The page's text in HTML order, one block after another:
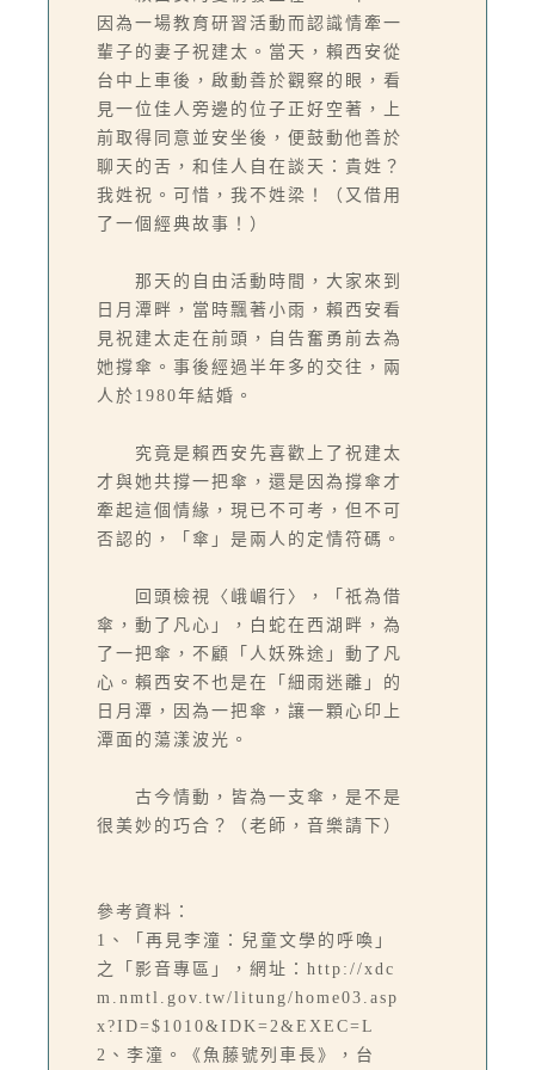
因為一場教育研習活動而認識情牽一
輩子的妻子祝建太。當天，賴西安從
台中上車後，啟動善於觀察的眼，看
見一位佳人旁邊的位子正好空著，上
前取得同意並安坐後，便鼓動他善於
聊天的舌，和佳人自在談天：貴姓？
我姓祝。可惜，我不姓梁！（又借用
了一個經典故事！）
那天的自由活動時間，大家來到
日月潭畔，當時飄著小雨，賴西安看
見祝建太走在前頭，自告奮勇前去為
她撐傘。事後經過半年多的交往，兩
人於1980年結婚。
究竟是賴西安先喜歡上了祝建太
才與她共撐一把傘，還是因為撐傘才
牽起這個情緣，現已不可考，但不可
否認的，「傘」是兩人的定情符碼。
回頭檢視〈峨嵋行〉，「祇為借
傘，動了凡心」，白蛇在西湖畔，為
了一把傘，不顧「人妖殊途」動了凡
心。賴西安不也是在「細雨迷離」的
日月潭，因為一把傘，讓一顆心印上
潭面的蕩漾波光。
古今情動，皆為一支傘，是不是
很美妙的巧合？（老師，音樂請下）
參考資料：
1、「再見李潼：兒童文學的呼喚」
之「影音專區」，網址：http://xdc
m.nmtl.gov.tw/litung/home03.asp
x?ID=$1010&IDK=2&EXEC=L
2、李潼。《魚藤號列車長》，台